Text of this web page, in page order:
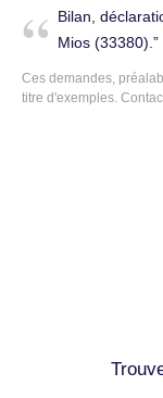
Bilan,
Mios (33380).
Ces demandes,
titre d'exemples.